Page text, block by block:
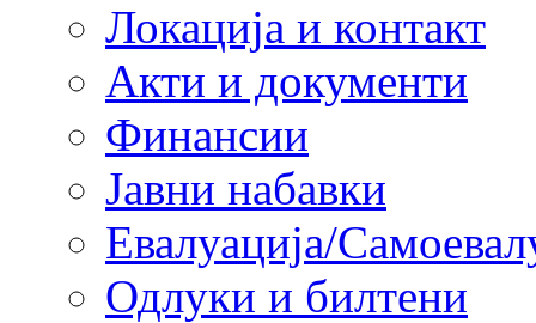
Локација и контакт
Акти и документи
Финансии
Јавни набавки
Евалуација/
Одлуки и билтени